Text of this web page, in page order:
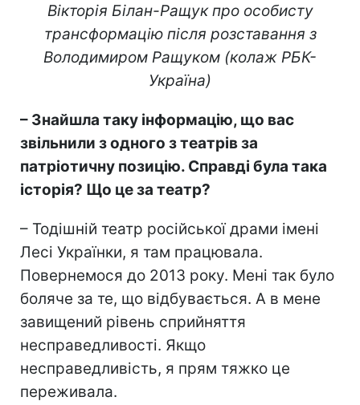
Вікторія Білан-Ращук про особисту
трансформацію після розставання з
Володимиром Ращуком (колаж РБК-
Україна)
– Знайшла таку інформацію, що вас
звільнили з одного з театрів за
патріотичну позицію. Справді була така
історія? Що це за театр?
– Тодішній театр російської драми імені
Лесі Українки, я там працювала.
Повернемося до 2013 року. Мені так було
боляче за те, що відбувається. А в мене
завищений рівень сприйняття
несправедливості. Якщо
несправедливість, я прям тяжко це
переживала.